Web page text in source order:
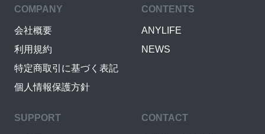
COMPANY
会社概要
利用規約
特定商取引に基づく表記
個人情報保護方針
CONTENTS
ANYLIFE
NEWS
SUPPORT CONTACT